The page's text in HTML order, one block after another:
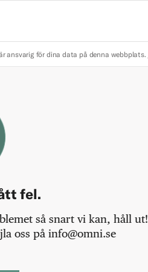
ansvarig för dina data på denna webbplats.
fel.
så snart vi kan, håll ut!
oss på info@omni.se